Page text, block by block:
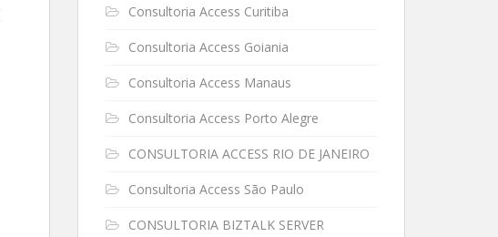
Consultoria Access Curitiba
Consultoria Access Goiania
Consultoria Access Manaus
Consultoria Access Porto Alegre
CONSULTORIA ACCESS RIO DE JANEIRO
Consultoria Access São Paulo
CONSULTORIA BIZTALK SERVER